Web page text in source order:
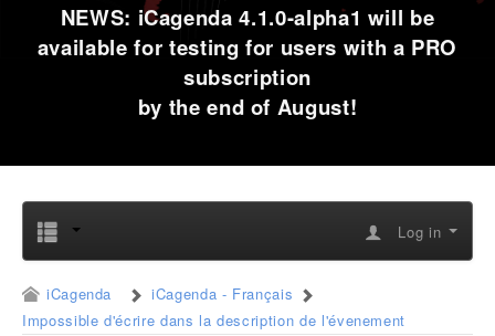
NEWS: iCagenda 4.1.0-alpha1 will be
available for testing for users with a PRO
subscription
by the end of August!
Log in
iCagenda
iCagenda - Français
Impossible d'écrire dans la description de l'évenement